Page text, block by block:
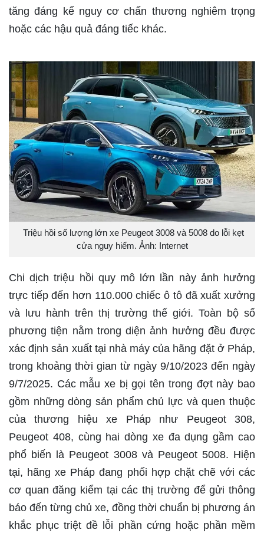
tăng đáng kể nguy cơ chấn thương nghiêm trọng
hoặc các hậu quả đáng tiếc khác.
Triệu hồi số lượng lớn xe Peugeot 3008 và 5008 do lỗi kẹt
cửa nguy hiểm. Ảnh: Internet
Chi dịch triệu hồi quy mô lớn lần này ảnh hưởng
trực tiếp đến hơn 110.000 chiếc ô tô đã xuất xưởng
và lưu hành trên thị trường thế giới. Toàn bộ số
phương tiện nằm trong diện ảnh hưởng đều được
xác định sản xuất tại nhà máy của hãng đặt ở Pháp,
trong khoảng thời gian từ ngày 9/10/2023 đến ngày
9/7/2025. Các mẫu xe bị gọi tên trong đợt này bao
gồm những dòng sản phẩm chủ lực và quen thuộc
của thương hiệu xe Pháp như Peugeot 308,
Peugeot 408, cùng hai dòng xe đa dụng gầm cao
phổ biến là Peugeot 3008 và Peugeot 5008. Hiện
tại, hãng xe Pháp đang phối hợp chặt chẽ với các
cơ quan đăng kiểm tại các thị trường để gửi thông
báo đến từng chủ xe, đồng thời chuẩn bị phương án
khắc phục triệt đề lỗi phần cứng hoặc phần mềm